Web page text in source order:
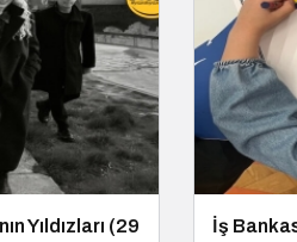
Yıldızları (29
İş